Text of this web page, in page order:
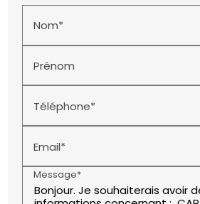
Nom*
Prénom
Téléphone*
Email*
Message*